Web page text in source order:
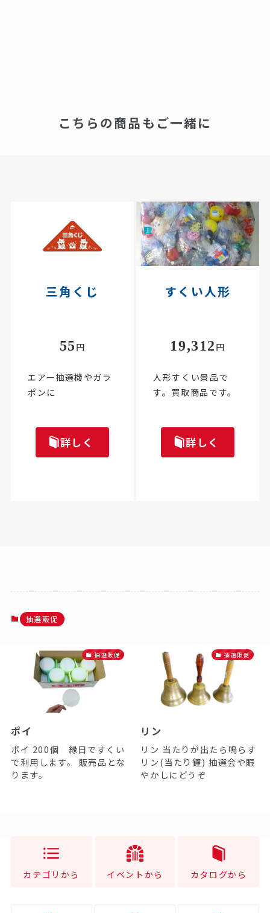
こちらの商品もご一緒に
三角くじ
55 円
エアー抽選機やガラ
ポンに
詳しく
すくい人形
19,312 円
人形すくい景品で
す。買取商品です。
詳しく
抽選販促
抽選販促
ポイ
ポイ 200個 縁日ですくい
で利用します。 販売品とな
ります。
抽選販促
リン
リン 当たりが出たら鳴らす
リン(当たり鐘) 抽選会や賑
やかしにどうぞ
カテゴリから イベントから カタログから